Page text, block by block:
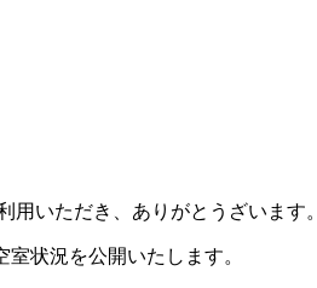
用いただき、ありがとうざいます。
室状況を公開いたします。